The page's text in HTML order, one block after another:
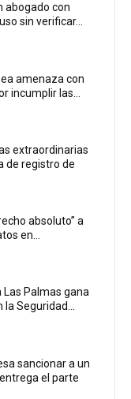
abogado con
sin verificar...
amenaza con
incumplir las...
extraordinarias
de registro de
absoluto” a
en...
Las Palmas gana
la Seguridad...
sancionar a un
el parte